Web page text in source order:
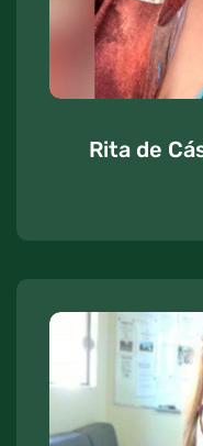
Rita de